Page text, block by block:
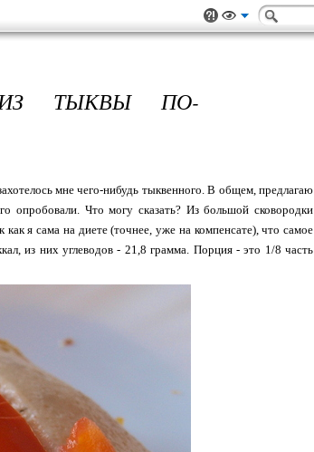
ТЫКВЫ ПО-
мне чего-нибудь тыквенного. В общем, предлагаю
опробовали. Что могу сказать? Из большой сковородки
я сама на диете (точнее, уже на компенсате), что самое
из них углеводов - 21,8 грамма. Порция - это 1/8 часть